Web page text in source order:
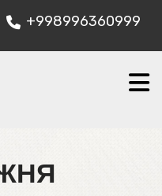
+998996360999